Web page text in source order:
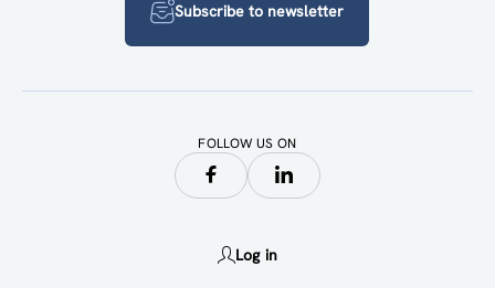
Subscribe to newsletter
FOLLOW US ON
Log in